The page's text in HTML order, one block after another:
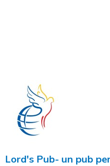
Lord's Pub- un pub